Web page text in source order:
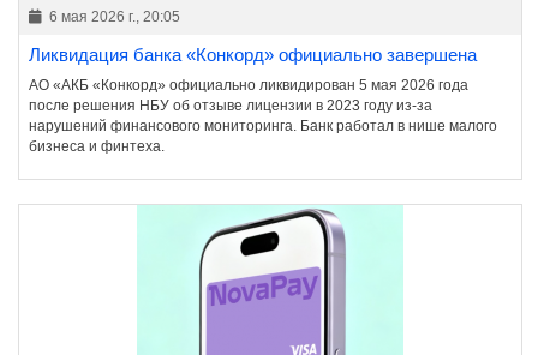
6 мая 2026 г., 20:05
Ликвидация банка «Конкорд» официально завершена
АО «АКБ «Конкорд» официально ликвидирован 5 мая 2026 года
после решения НБУ об отзыве лицензии в 2023 году из-за
нарушений финансового мониторинга. Банк работал в нише малого
бизнеса и финтеха.